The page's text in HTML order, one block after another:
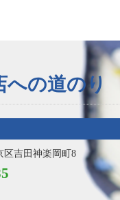
への道のり
吉田神楽岡町8